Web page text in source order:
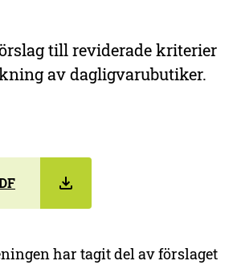
till reviderade kriterier
av dagligvarubutiker.
har tagit del av förslaget